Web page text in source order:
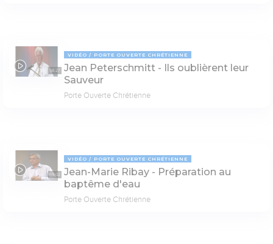
58:27
VIDÉO PORTE OUVERTE CHRÉTIENNE
Jean Peterschmitt - Ils oublièrent leur
Sauveur
Porte Ouverte Chrétienne
69:02
VIDÉO PORTE OUVERTE CHRÉTIENNE
Jean-Marie Ribay - Préparation au
baptême d'eau
Porte Ouverte Chrétienne